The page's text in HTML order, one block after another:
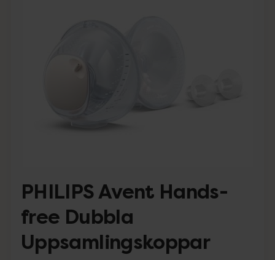
PHILIPS Avent Hands-
free Dubbla
Uppsamlingskoppar